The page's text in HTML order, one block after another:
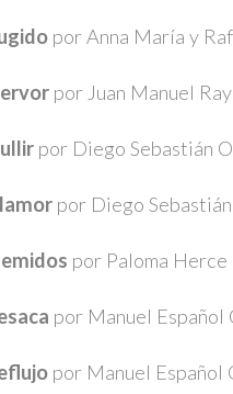
por Anna María y
por Juan Manuel
por Diego Sebastián
por Diego
por Paloma Herce
por Manuel Español
por Manuel Español